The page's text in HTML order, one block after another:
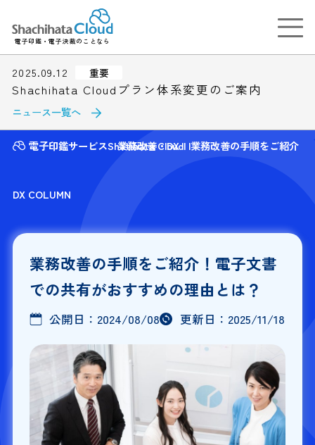
電子印鑑・電子決裁のことなら
2025.09.12 重要
Shachihata Cloudプラン体系変更のご案内
ニュース一覧へ
電子印鑑サービスShatihata Cloud
業務改善・DX 業務改善の手順をご紹介！
DX COLUMN
業務改善の手順をご紹介！電子文書
での共有がおすすめの理由とは？
公開日： 2024/08/08 更新日： 2025/11/18